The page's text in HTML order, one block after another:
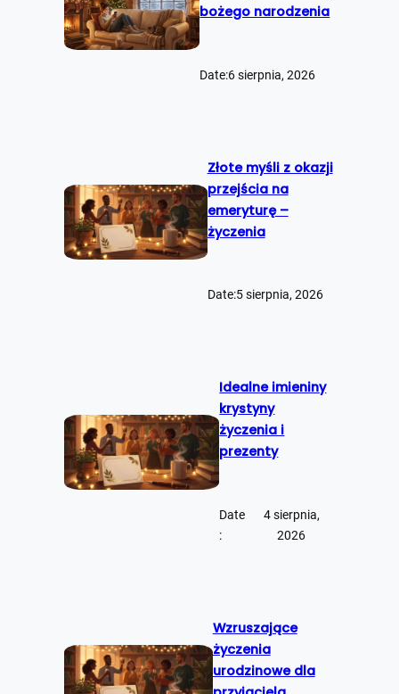
bożego narodzenia
Date:6 sierpnia, 2026
Złote myśli z okazji
przejścia na
emeryturę –
życzenia
Date:5 sierpnia, 2026
Idealne imieniny
krystyny
życzenia i
prezenty
Date
:
4 sierpnia,
2026
Wzruszające
życzenia
urodzinowe dla